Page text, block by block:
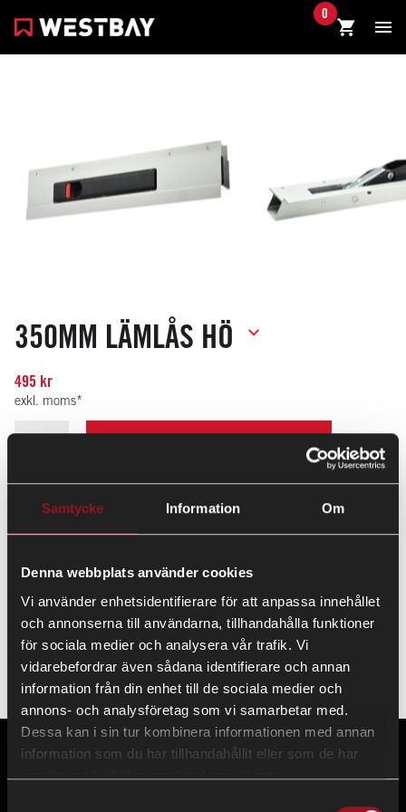
Samtycke Information Om
Denna webbplats använder cookies
Vi använder enhetsidentifierare för att anpassa innehållet
och annonserna till användarna, tillhandahålla funktioner
för sociala medier och analysera vår trafik. Vi
vidarebefordrar även sådana identifierare och annan
information från din enhet till de sociala medier och
annons- och analysföretag som vi samarbetar med.
Dessa kan i sin tur kombinera informationen med annan
information som du har tillhandahållit eller som de har
samlat in när du har använt deras tjänster.
0
350MM LÄMLÅS HÖ
495 kr
exkl. moms*
Vår senaste modell av lämlås i eloxerad aluminium och
Levereras komplett med popnitar för enkelt utbyte.
Maila gärna reservdelar@westbay.seför köp av äldre modeller
och konsultation.